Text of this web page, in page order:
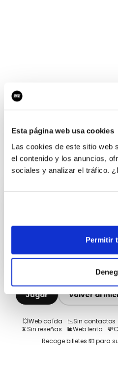
Esta página web usa cookies
Las cookies de este sitio web
el contenido y los anuncios,
sociales y analizar el tráfico.
Permitir
¡Ups, no
¿Quieres jugar al
Jugar Volver al
💥Web caída · 📉Sin contactos
📵Sin reseñas · 🐌Web lenta · 💸
Recoge billetes 💵 para